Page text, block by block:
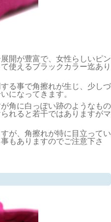
開が豊富で、女性らしいピン
使えるブラックカラー迄あり
る事で角擦れが生じ、少しづ
になってきます。
角に白っぽい跡のようなもの
れると若干ではありますがマ
が、角擦れが特に目立ってい
もありますのでご注意下さ